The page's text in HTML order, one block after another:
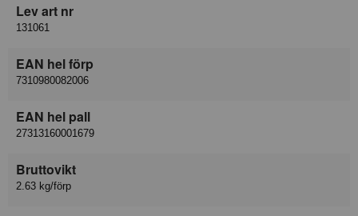
Lev art nr
131061
EAN hel förp
7310980082006
EAN hel pall
27313160001679
Bruttovikt
2.63 kg/förp